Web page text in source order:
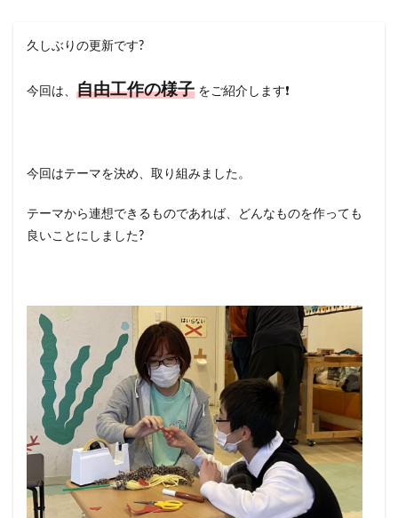
久しぶりの更新です?
今回は、 自由工作の様子 をご紹介します❗️
今回はテーマを決め、取り組みました。
テーマから連想できるものであれば、どんなものを作っても
良いことにしました?